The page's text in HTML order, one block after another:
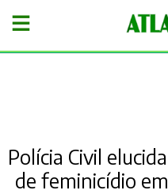
−
Polícia Civil
de feminicídio